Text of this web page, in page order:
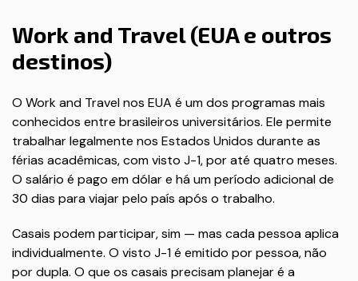
Work and Travel (EUA e outros
destinos)
O Work and Travel nos EUA é um dos programas mais
conhecidos entre brasileiros universitários. Ele permite
trabalhar legalmente nos Estados Unidos durante as
férias acadêmicas, com visto J-1, por até quatro meses.
O salário é pago em dólar e há um período adicional de
30 dias para viajar pelo país após o trabalho.
Casais podem participar, sim — mas cada pessoa aplica
individualmente. O visto J-1 é emitido por pessoa, não
por dupla. O que os casais precisam planejar é a